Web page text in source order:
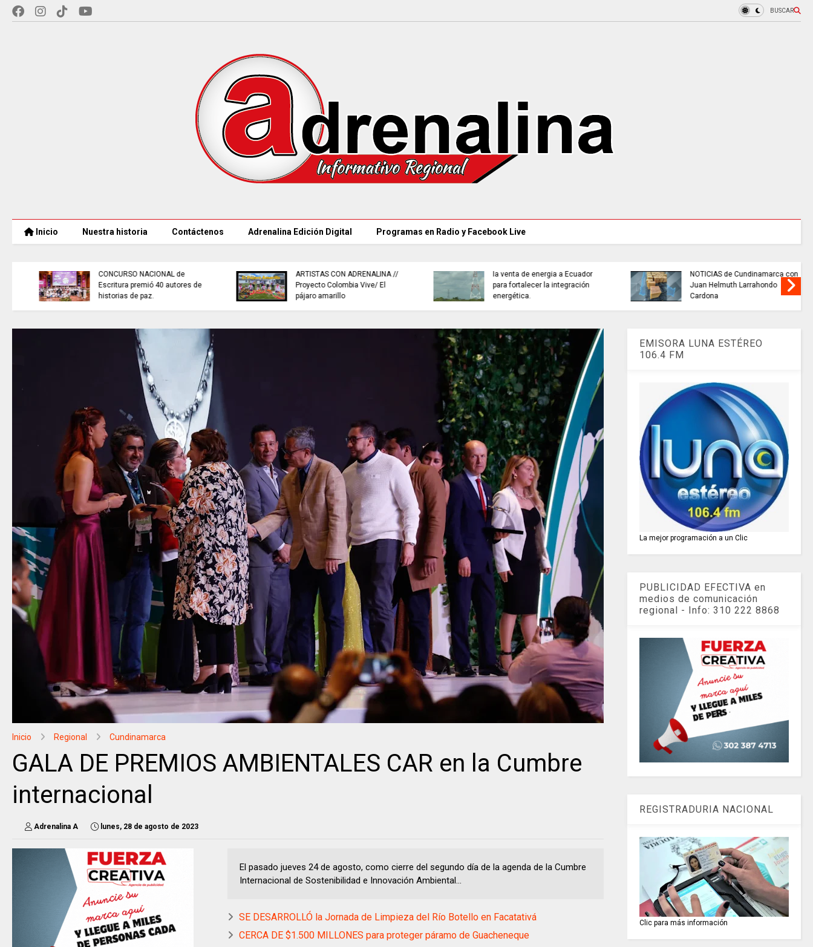
BUSCAR
Inicio Nuestra historia Contáctenos Adrenalina Edición Digital Programas en Radio y Facebook Live
ARTISTAS CON ADRENALINA //
Proyecto Colombia Vive/ El
pájaro amarillo
la venta de energía a Ecuador
para fortalecer la integración
energética.
NOTICIAS de Cundinamarca con
Juan Helmuth Larrahondo
Cardona
INFORMACIÓN internacional
Inicio Regional Cundinamarca
GALA DE PREMIOS AMBIENTALES CAR en la Cumbre
internacional
Adrenalina A lunes, 28 de agosto de 2023
El pasado jueves 24 de agosto, como cierre del segundo día de la agenda de la Cumbre
Internacional de Sostenibilidad e Innovación Ambiental...
SE DESARROLLÓ la Jornada de Limpieza del Río Botello en Facatativá
CERCA DE $1.500 MILLONES para proteger páramo de Guacheneque
EMISORA LUNA ESTÉREO
106.4 FM
La mejor programación a un Clic
PUBLICIDAD EFECTIVA en
medios de comunicación
regional - Info: 310 222 8868
REGISTRADURIA NACIONAL
Clic para más información